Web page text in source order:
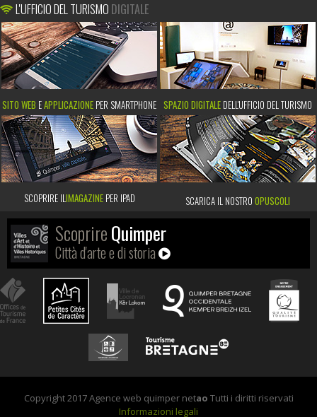
L'UFFICIO DEL TURISMO DIGITALE
SITO WEB EAPPLICAZIONE PER SMARTPHONE SPAZIO DIGITALE DELL'UFFICIO DEL TURISMO
SCOPRIRE ILIMAGAZINEPER IPAD SCARICA IL NOSTRO OPUSCOLI
ScoprireQuimper
Città d'arte e di storia
Copyright 2017 Agence web quimper netao Tutti i diritti riservati
Informazioni legali